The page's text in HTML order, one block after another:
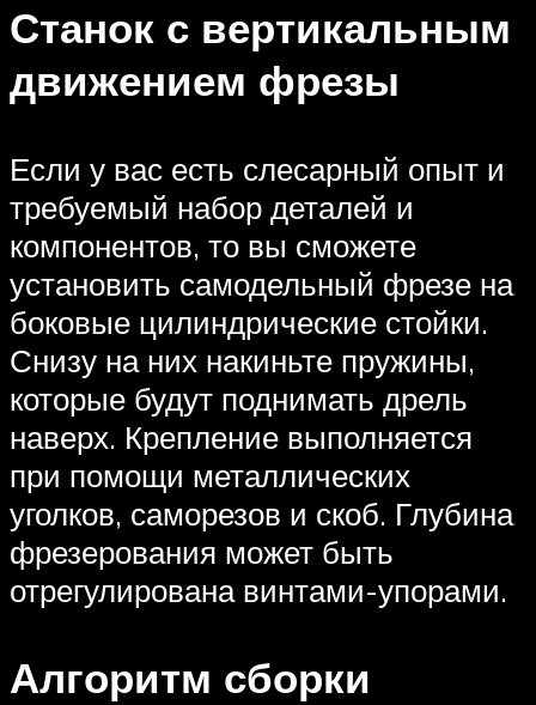
Станок с вертикальным
движением фрезы
Если у вас есть слесарный опыт и
требуемый набор деталей и
компонентов, то вы сможете
установить самодельный фрезе на
боковые цилиндрические стойки.
Снизу на них накиньте пружины,
которые будут поднимать дрель
наверх. Крепление выполняется
при помощи металлических
уголков, саморезов и скоб. Глубина
фрезерования может быть
отрегулирована винтами-упорами.
Алгоритм сборки